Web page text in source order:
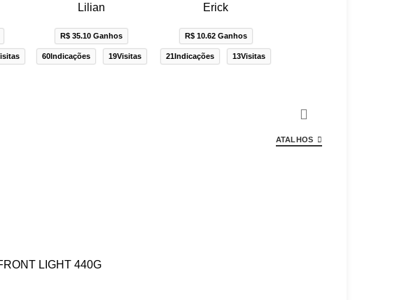
Lilian
R$ 35.10 Ganhos
60Indicações 19Visitas
Erick
R$ 10.62 Ganhos
21Indicações 13Visitas
ATALHOS
LIGHT 440G